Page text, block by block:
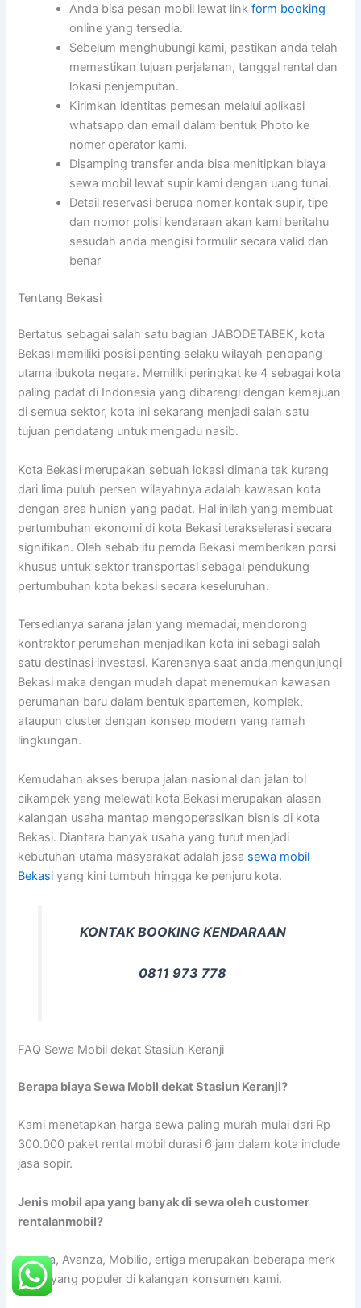
Anda bisa pesan mobil lewat linkform booking
online yang tersedia.
Sebelum menghubungi kami, pastikan anda telah
memastikan tujuan perjalanan, tanggal rental dan
lokasi penjemputan.
Kirimkan identitas pemesan melalui aplikasi
whatsapp dan email dalam bentuk Photo ke
nomer operator kami.
Disamping transfer anda bisa menitipkan biaya
sewa mobil lewat supir kami dengan uang tunai.
Detail reservasi berupa nomer kontak supir, tipe
dan nomor polisi kendaraan akan kami beritahu
sesudah anda mengisi formulir secara valid dan
benar
Tentang Bekasi
Bertatus sebagai salah satu bagian JABODETABEK, kota
Bekasi memiliki posisi penting selaku wilayah penopang
utama ibukota negara. Memiliki peringkat ke 4 sebagai kota
paling padat di Indonesia yang dibarengi dengan kemajuan
di semua sektor, kota ini sekarang menjadi salah satu
tujuan pendatang untuk mengadu nasib.
Kota Bekasi merupakan sebuah lokasi dimana tak kurang
dari lima puluh persen wilayahnya adalah kawasan kota
dengan area hunian yang padat. Hal inilah yang membuat
pertumbuhan ekonomi di kota Bekasi terakselerasi secara
signifikan. Oleh sebab itu pemda Bekasi memberikan porsi
khusus untuk sektor transportasi sebagai pendukung
pertumbuhan kota bekasi secara keseluruhan.
Tersedianya sarana jalan yang memadai, mendorong
kontraktor perumahan menjadikan kota ini sebagi salah
satu destinasi investasi. Karenanya saat anda mengunjungi
Bekasi maka dengan mudah dapat menemukan kawasan
perumahan baru dalam bentuk apartemen, komplek,
ataupun cluster dengan konsep modern yang ramah
lingkungan.
Kemudahan akses berupa jalan nasional dan jalan tol
cikampek yang melewati kota Bekasi merupakan alasan
kalangan usaha mantap mengoperasikan bisnis di kota
Bekasi. Diantara banyak usaha yang turut menjadi
kebutuhan utama masyarakat adalah jasa sewa mobil
Bekasi yang kini tumbuh hingga ke penjuru kota.
KONTAK BOOKING KENDARAAN
0811 973 778
FAQ Sewa Mobil dekat Stasiun Keranji
Berapa biaya Sewa Mobil dekat Stasiun Keranji?
Kami menetapkan harga sewa paling murah mulai dari Rp
300.000 paket rental mobil durasi 6 jam dalam kota include
jasa sopir.
Jenis mobil apa yang banyak di sewa oleh customer
rentalanmobil?
Innova, Avanza, Mobilio, ertiga merupakan beberapa merk
mobil yang populer di kalangan konsumen kami.